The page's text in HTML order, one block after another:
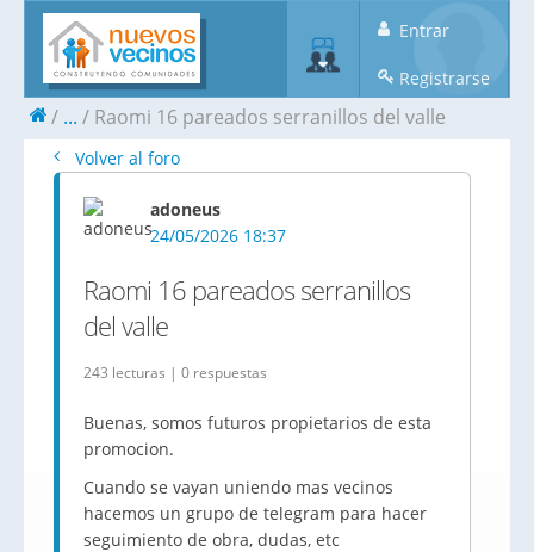
Entrar
Registrarse
... Raomi 16 pareados serranillos del valle
Volver al foro
adoneus
24/05/2026 18:37
Raomi 16 pareados serranillos
del valle
243 lecturas | 0 respuestas
Buenas, somos futuros propietarios de esta
promocion.
Cuando se vayan uniendo mas vecinos
hacemos un grupo de telegram para hacer
seguimiento de obra, dudas, etc